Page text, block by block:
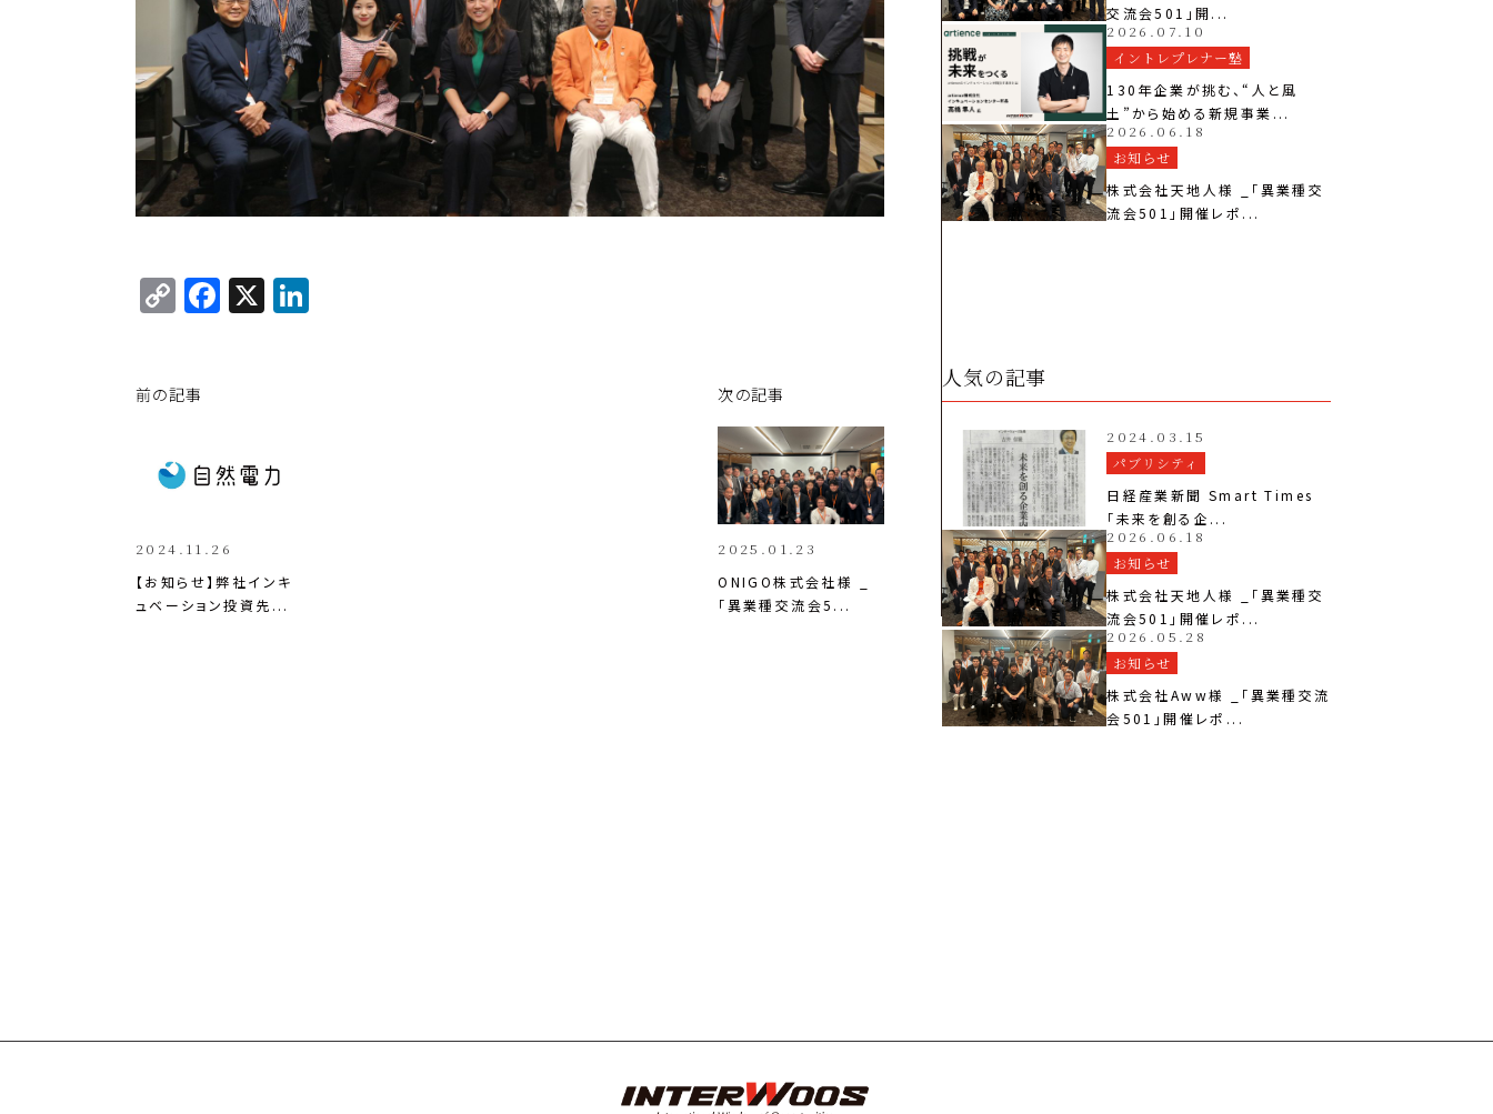
C
o
y
n
F
a
o
k
X
前の記事
2024.11.26
【お知らせ】弊社インキ
ュベーション投資先...
次の記事
2025.01.23
ONIGO株式会社様 _
「異業種交流会5...
交流会501」開...
2026.07.10
イントレプレナー塾
130年企業が挑む、“人と風
土”から始める新規事業...
2026.06.18
お知らせ
株式会社天地人様 _「異業種交
流会501」開催レポ...
人気の記事
2024.03.15
パブリシティ
日経産業新聞 Smart Times
「未来を創る企...
2026.06.18
お知らせ
株式会社天地人様 _「異業種交
流会501」開催レポ...
2026.05.28
お知らせ
株式会社Aww様 _「異業種交流
会501」開催レポ...